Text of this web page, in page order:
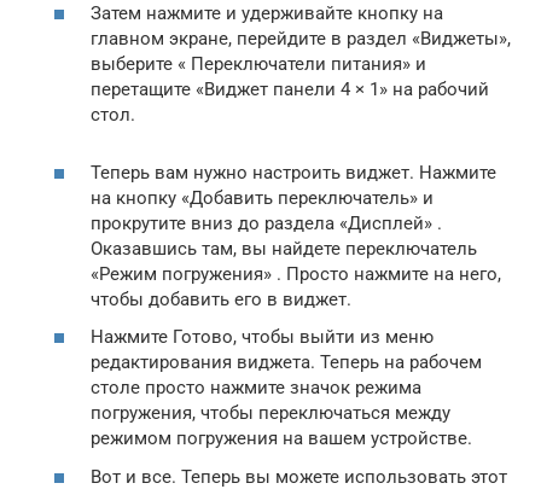
Затем нажмите и удерживайте кнопку на
главном экране, перейдите в раздел «Виджеты»,
выберите « Переключатели питания» и
перетащите «Виджет панели 4 × 1» на рабочий
стол.
Теперь вам нужно настроить виджет. Нажмите
на кнопку «Добавить переключатель» и
прокрутите вниз до раздела «Дисплей» .
Оказавшись там, вы найдете переключатель
«Режим погружения» . Просто нажмите на него,
чтобы добавить его в виджет.
Нажмите Готово, чтобы выйти из меню
редактирования виджета. Теперь на рабочем
столе просто нажмите значок режима
погружения, чтобы переключаться между
режимом погружения на вашем устройстве.
Вот и все. Теперь вы можете использовать этот